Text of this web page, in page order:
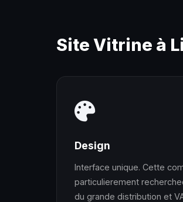
Site Vitrine à
Design
Interface unique. Cette
particulierement
du grande distribution et